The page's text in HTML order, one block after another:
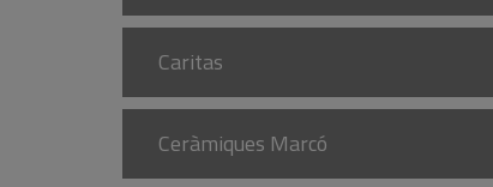
Caritas
Ceràmiques Marcó